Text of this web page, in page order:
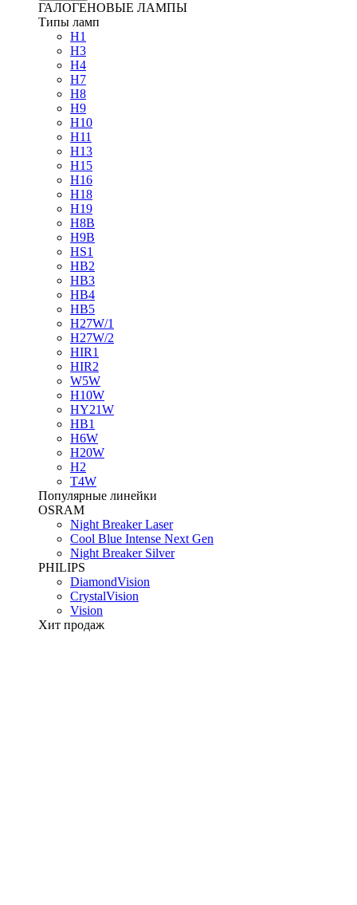
ГАЛОГЕНОВЫЕ ЛАМПЫ
Типы ламп
H1
H3
H4
H7
H8
H9
H10
H11
H13
H15
H16
H18
H19
H8B
H9B
HS1
HB2
HB3
HB4
HB5
H27W/1
H27W/2
HIR1
HIR2
W5W
H10W
HY21W
HB1
H6W
H20W
H2
T4W
Популярные линейки
OSRAM
Night Breaker Laser
Cool Blue Intense Next Gen
Night Breaker Silver
PHILIPS
DiamondVision
CrystalVision
Vision
Хит продаж